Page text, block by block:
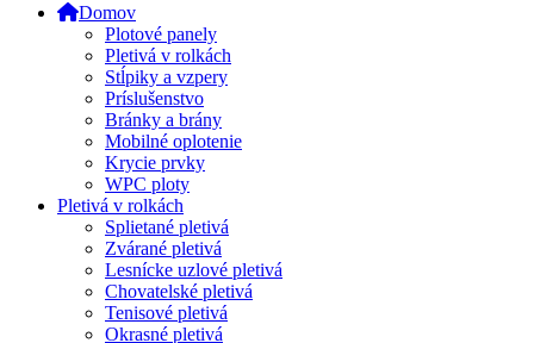
Domov
Plotové panely
Pletivá v rolkách
Stĺpiky a vzpery
Príslušenstvo
Bránky a brány
Mobilné oplotenie
Krycie prvky
WPC ploty
Pletivá v rolkách
Splietané pletivá
Zvárané pletivá
Lesnícke uzlové pletivá
Chovatelské pletivá
Tenisové pletivá
Okrasné pletivá